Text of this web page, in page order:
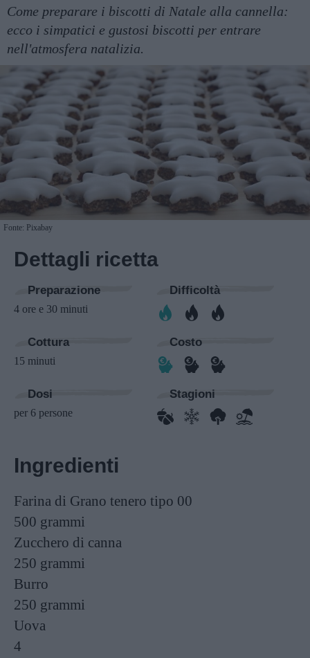
Come preparare i biscotti di Natale alla cannella:
ecco i simpatici e gustosi biscotti per entrare
nell'atmosfera natalizia.
Fonte: Pixabay
Dettagli ricetta
Preparazione
4 ore e 30 minuti
Difficoltà
Cottura
15 minuti
Costo
Dosi
per 6 persone
Stagioni
Ingredienti
Farina di Grano tenero tipo 00
500 grammi
Zucchero di canna
250 grammi
Burro
250 grammi
Uova
4